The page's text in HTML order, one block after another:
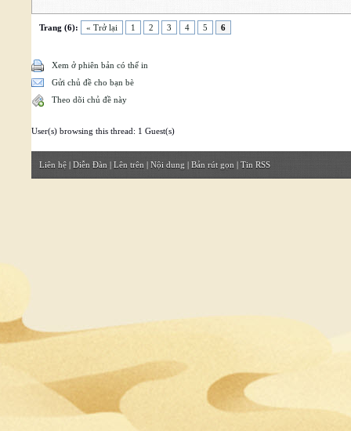
Trang (6): « Trở lại 1 2 3 4 5 6
Xem ở phiên bản có thể in
Gửi chủ đề cho bạn bè
Theo dõi chủ đề này
User(s) browsing this thread: 1 Guest(s)
Liên hệ | Diễn Đàn | Lên trên | Nội dung | Bản rút gọn | Tin RSS